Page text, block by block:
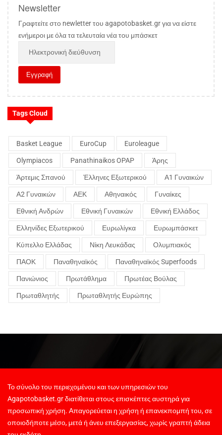
Newsletter
Γραφτείτε στο newletter του agapotobasket.gr για να είστε
ενήμεροι με όλα τα τελευταία νέα του μπάσκετ
Tags Cloud
Basket League EuroCup Euroleague
Olympiacos Panathinaikos OPAP Άρης
Άρτεμις Σπανού Έλληνες Εξωτερικού Α1 Γυναικών
Α2 Γυναικών ΑΕΚ Αθηναικός Γυναίκες
Εθνική Ανδρών Εθνική Γυναικών Εθνική Ελλάδος
Ελληνίδες Εξωτερικού Ευρωλίγκα Ευρωμπάσκετ
Κύπελλο Ελλάδας Νίκη Λευκάδας Ολυμπιακός
ΠΑΟΚ Παναθηναϊκός Παναθηναϊκός Superfoods
Πανιώνιος Πρωτάθλημα Πρωτέας Βούλας
Πρωταθλητής Πρωταθλητής Ευρώπης
Το σύνολο του περιεχομένου και των υπηρεσιών του
Agapotobasket.gr διατίθεται στους επισκέπτες αυστηρά για
προσωπική χρήση. Απαγορεύεται η χρήση ή επανεκπομπή του, σε
οποιοδήποτε μέσο, μετά ή άνευ επεξεργασίας, χωρίς γραπτή άδεια